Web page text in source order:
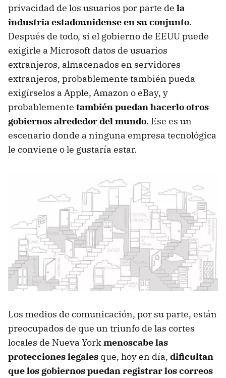
privacidad de los usuarios por parte de la
industria estadounidense en su conjunto.
Después de todo, si el gobierno de EEUU puede
exigirle a Microsoft datos de usuarios
extranjeros, almacenados en servidores
extranjeros, probablemente también pueda
exigírselos a Apple, Amazon o eBay, y
probablemente también puedan hacerlo otros
gobiernos alrededor del mundo. Ese es un
escenario donde a ninguna empresa tecnológica
le conviene o le gustaría estar.
Los medios de comunicación, por su parte, están
preocupados de que un triunfo de las cortes
locales de Nueva Yorkmenoscabe las
protecciones legales que, hoy en día, dificultan
que los gobiernos puedan registrar los correos